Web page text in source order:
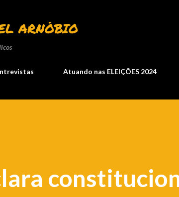
ARNÓBIO
Atuando nas ELEIÇÕES 2024